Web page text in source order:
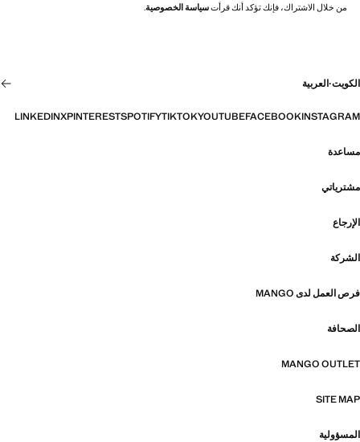
من خلال الاشتراك، فإنك تؤكد أنك قرأتسياسة الخصوصية.
الكويت·العربية
INSTAGRAM
FACEBOOK
YOUTUBE
TIKTOK
SPOTIFY
PINTEREST
X
LINKEDIN
مساعدة
مشترياتي
الإرجاع
الشركة
فرص العمل لدى MANGO
الصحافة
MANGO OUTLET
SITE MAP
المسؤولية